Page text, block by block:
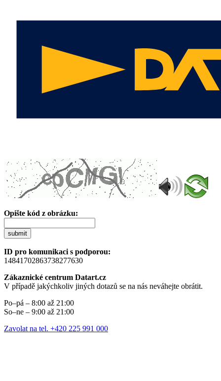
Opište kód z obrázku:
submit
ID pro komunikaci s podporou:
14841702863738277630
Zákaznické centrum Datart.cz
V případě jakýchkoliv jiných dotazů se na nás neváhejte obrátit.
Po–pá – 8:00 až 21:00
So–ne – 9:00 až 21:00
Zavolat na tel. +420 225 991 000